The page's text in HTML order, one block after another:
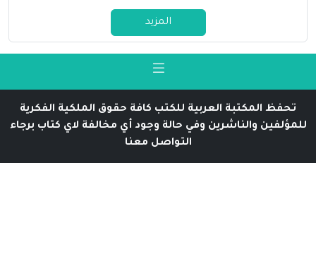
المزيد
تحفظ المكتبة العربية للكتب كافة حقوق الملكية الفكرية
للمؤلفين والناشرين وفي حالة وجود أي مخالفة لاي كتاب برجاء
التواصل معنا